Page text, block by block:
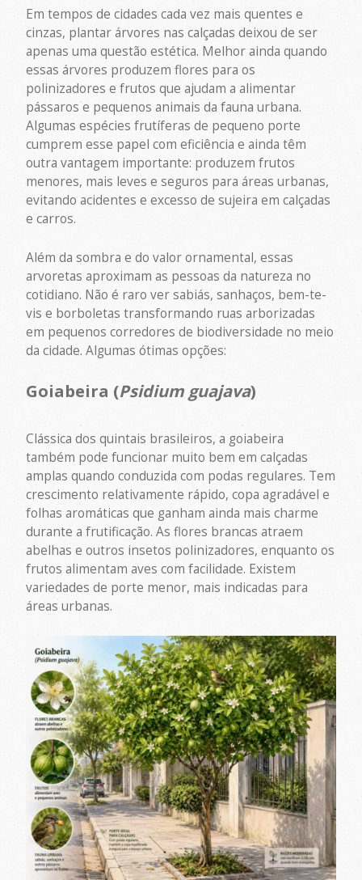
Em tempos de cidades cada vez mais quentes e
cinzas, plantar árvores nas calçadas deixou de ser
apenas uma questão estética. Melhor ainda quando
essas árvores produzem flores para os
polinizadores e frutos que ajudam a alimentar
pássaros e pequenos animais da fauna urbana.
Algumas espécies frutíferas de pequeno porte
cumprem esse papel com eficiência e ainda têm
outra vantagem importante: produzem frutos
menores, mais leves e seguros para áreas urbanas,
evitando acidentes e excesso de sujeira em calçadas
e carros.
Além da sombra e do valor ornamental, essas
arvoretas aproximam as pessoas da natureza no
cotidiano. Não é raro ver sabiás, sanhaços, bem-te-
vis e borboletas transformando ruas arborizadas
em pequenos corredores de biodiversidade no meio
da cidade. Algumas ótimas opções:
Goiabeira (Psidium guajava)
Clássica dos quintais brasileiros, a goiabeira
também pode funcionar muito bem em calçadas
amplas quando conduzida com podas regulares. Tem
crescimento relativamente rápido, copa agradável e
folhas aromáticas que ganham ainda mais charme
durante a frutificação. As flores brancas atraem
abelhas e outros insetos polinizadores, enquanto os
frutos alimentam aves com facilidade. Existem
variedades de porte menor, mais indicadas para
áreas urbanas.